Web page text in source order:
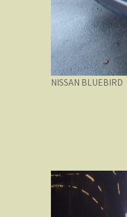
NISSAN BLUEBIRD